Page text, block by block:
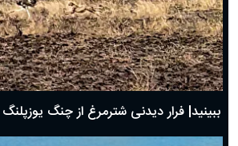
ببینید| فرار دیدنی شترمرغ از چنگ یوزپلنگ